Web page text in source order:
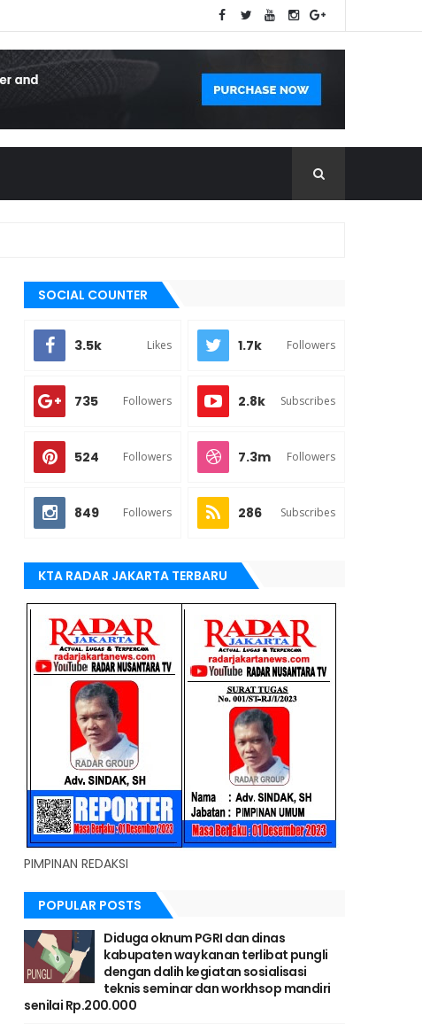
SOCIAL COUNTER
3.5k Likes 1.7k Followers
735 Followers 2.8k Subscribes
524 Followers 7.3m Followers
849 Followers 286 Subscribes
KTA RADAR JAKARTA TERBARU
PIMPINAN REDAKSI
POPULAR POSTS
Diduga oknum PGRI dan dinas
kabupaten way kanan terlibat pungli
dengan dalih kegiatan sosialisasi
teknis seminar dan workhsop mandiri
senilai Rp.200.000